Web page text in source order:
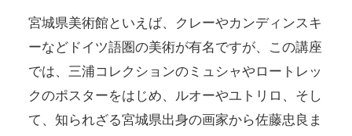
宮城県美術館といえば、クレーやカンディンスキ
ーなどドイツ語圏の美術が有名ですが、この講座
では、三浦コレクションのミュシャやロートレッ
クのポスターをはじめ、ルオーやユトリロ、そし
て、知られざる宮城県出身の画家から佐藤忠良ま